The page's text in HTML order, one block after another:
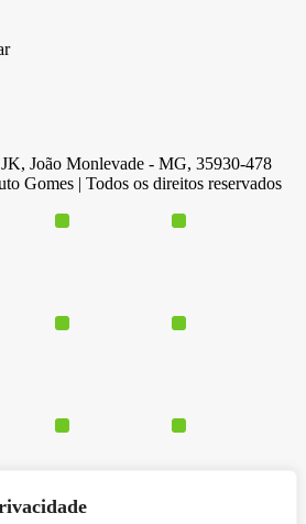
João Monlevade - MG, 35930-478
Gomes | Todos os direitos reservados